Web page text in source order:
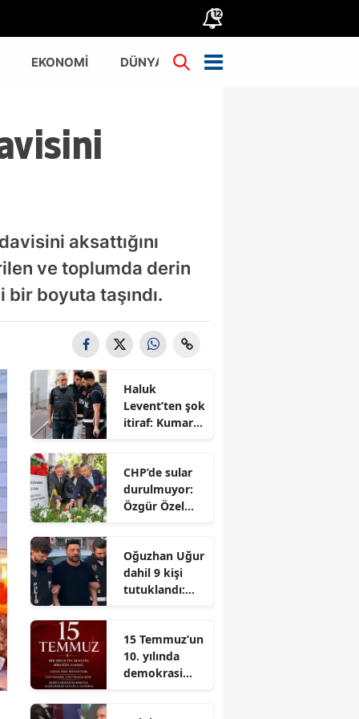
12
EKONOMİ DÜNYA TÜRKİYE
aksattığını
ve toplumda derin
boyuta taşındı.
Haluk
Levent’ten şok
itiraf: Kumar
borçlarımı
kapatacakken
kumpasa
CHP’de sular
durulmuyor:
Özgür Özel
isim için geri
sayım başladı
Oğuzhan Uğur
dahil 9 kişi
tutuklandı:
da flaş
gelişme
15 Temmuz’un
10. yılında
demokrasi